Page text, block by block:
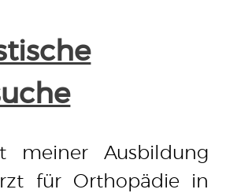
meiner Ausbildung
für Orthopädie in